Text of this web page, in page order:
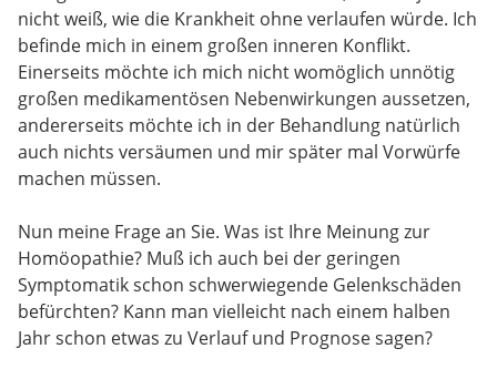
nicht weiß, wie die Krankheit ohne verlaufen würde. Ich
befinde mich in einem großen inneren Konflikt.
Einerseits möchte ich mich nicht womöglich unnötig
großen medikamentösen Nebenwirkungen aussetzen,
andererseits möchte ich in der Behandlung natürlich
auch nichts versäumen und mir später mal Vorwürfe
machen müssen.
Nun meine Frage an Sie. Was ist Ihre Meinung zur
Homöopathie? Muß ich auch bei der geringen
Symptomatik schon schwerwiegende Gelenkschäden
befürchten? Kann man vielleicht nach einem halben
Jahr schon etwas zu Verlauf und Prognose sagen?